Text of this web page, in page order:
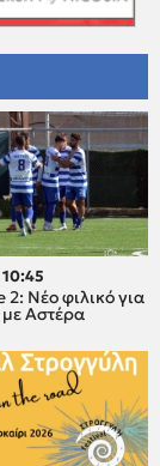
2: Νέο φιλικό για
Αστέρα